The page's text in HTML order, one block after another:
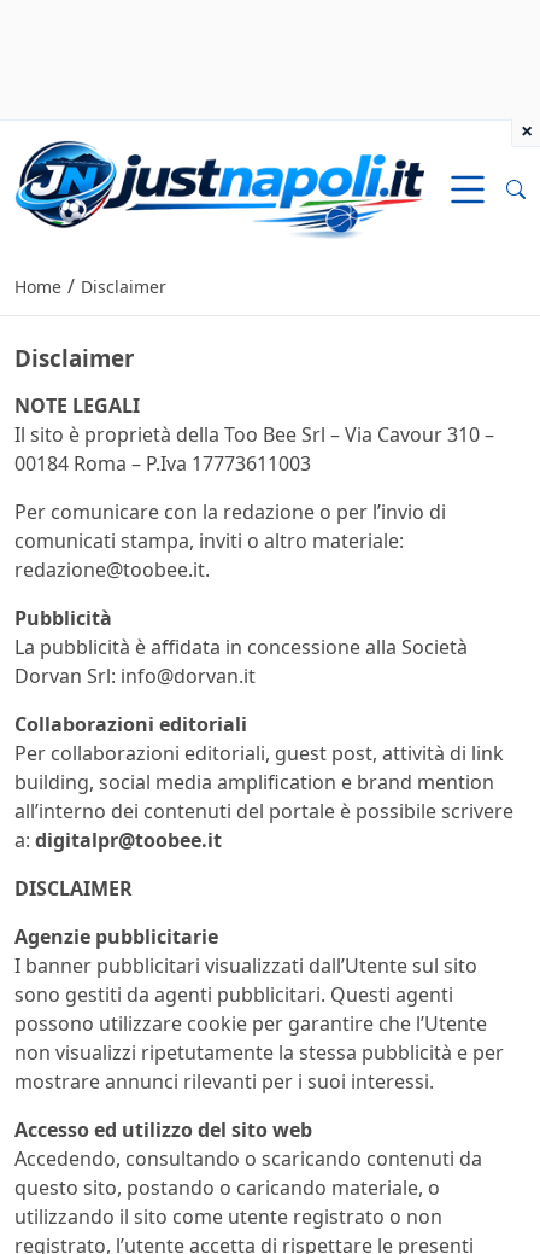
Home / Disclaimer
Disclaimer
NOTE LEGALI
Il sito è proprietà della Too Bee Srl – Via Cavour 310 –
00184 Roma – P.Iva 17773611003
Per comunicare con la redazione o per l’invio di
comunicati stampa, inviti o altro materiale:
redazione@toobee.it.
Pubblicità
La pubblicità è affidata in concessione alla Società
Dorvan Srl: info@dorvan.it
Collaborazioni editoriali
Per collaborazioni editoriali, guest post, attività di link
building, social media amplification e brand mention
all’interno dei contenuti del portale è possibile scrivere
a: digitalpr@toobee.it
DISCLAIMER
Agenzie pubblicitarie
I banner pubblicitari visualizzati dall’Utente sul sito
sono gestiti da agenti pubblicitari. Questi agenti
possono utilizzare cookie per garantire che l’Utente
non visualizzi ripetutamente la stessa pubblicità e per
mostrare annunci rilevanti per i suoi interessi.
Accesso ed utilizzo del sito web
Accedendo, consultando o scaricando contenuti da
questo sito, postando o caricando materiale, o
utilizzando il sito come utente registrato o non
registrato, l’utente accetta di rispettare le presenti
×